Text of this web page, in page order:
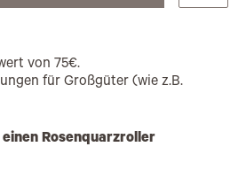
von 75€.
für Großgüter (wie z.B.
Rosenquarzroller